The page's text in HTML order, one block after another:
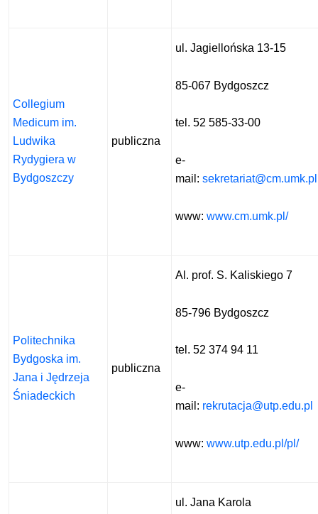
Collegium
Medicum im.
Ludwika
Rydygiera w
Bydgoszczy
publiczna
ul. Jagiellońska 13-15
85-067 Bydgoszcz
tel. 52 585-33-00
e-
mail:sekretariat@cm.umk.pl
www:www.cm.umk.pl/
Politechnika
Bydgoska im.
Jana i Jędrzeja
Śniadeckich
publiczna
Al. prof. S. Kaliskiego 7
85-796 Bydgoszcz
tel. 52 374 94 11
e-
mail: rekrutacja@utp.edu.pl
www:www.utp.edu.pl/pl/
ul. Jana Karola